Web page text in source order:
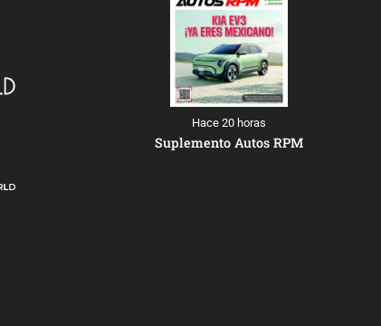
Hace 20 horas
Suplemento Autos RPM